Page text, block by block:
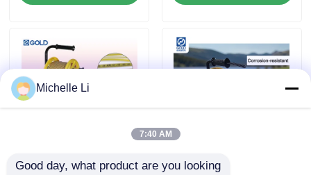
Instrumento geofísico de la exploración
Excavación de pozos geofísica
500M Depth Ground Corrosion Resistant
Michelle Li
7:40 AM
Good day, what product are you looking